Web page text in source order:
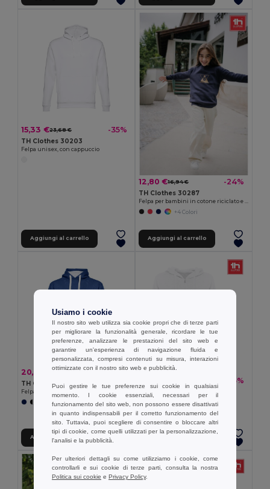
15,33 €23,68 € -35%
TH Clothes 30203
Felpa unisex, con cappuccio
Aggiungi al carrello
12,80 €16,94 € -24%
TH Clothes 30287
+4 Colori
Aggiungi al carrello
20,39 € -38%
TH Clothes 30189
Felpa unisex
+3 Colori
Aggiungi al carrello
-35%
TH Clothes 30257
Felpa da donna con cappuccio e zip
Usiamo i cookie
Il nostro sito web utilizza sia cookie propri che di terze parti
per migliorare la funzionalità generale, ricordare le tue
preferenze, analizzare le prestazioni del sito web e
garantire un'esperienza di navigazione fluida e
personalizzata, compresi contenuti su misura, interazioni
ottimizzate con il nostro sito web e pubblicità.
Puoi gestire le tue preferenze sui cookie in qualsiasi
momento. I cookie essenziali, necessari per il
funzionamento del sito web, non possono essere disattivati
in quanto indispensabili per il corretto funzionamento del
sito. Tuttavia, puoi scegliere di consentire o bloccare altri
tipi di cookie, come quelli utilizzati per la personalizzazione,
l'analisi e la pubblicità.
Per ulteriori dettagli su come utilizziamo i cookie, come
controllarli e sui cookie di terze parti, consulta la nostra
Politica sui cookie e Privacy Policy.